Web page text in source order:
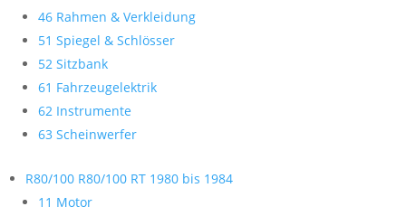
46 Rahmen & Verkleidung
51 Spiegel & Schlösser
52 Sitzbank
61 Fahrzeugelektrik
62 Instrumente
63 Scheinwerfer
R80/100 R80/100 RT 1980 bis 1984
11 Motor